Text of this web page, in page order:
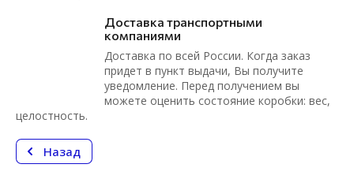
Доставка транспортными
компаниями
Доставка по всей России. Когда заказ
придет в пункт выдачи, Вы получите
уведомление. Перед получением вы
можете оценить состояние коробки: вес,
целостность.
Назад